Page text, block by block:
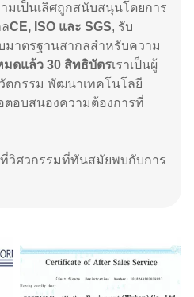
มเป็นเลิศถูกสนับสนุนโดยการ
CE, ISO และ SGS, รับ
าตรฐานสากลสําหรับความ
มดแล้ว 30 สิทธิบัตรเราเป็นผู้
ตกรรม พัฒนาเทคโนโลยี
ตอบสนองความต้องการที่
ที่วิศวกรรมที่ทันสมัยพบกับการ